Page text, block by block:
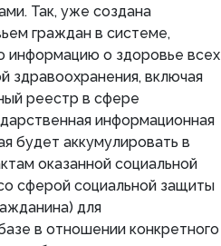
Так, уже создана
граждан в системе,
информацию о здоровье всех
здравоохранения, включая
реестр в сфере
информационная
будет аккумулировать в
оказанной социальной
сферой социальной защиты
для
в отношении конкретного